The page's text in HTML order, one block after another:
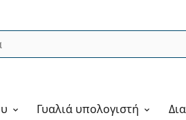
Γυαλιά υπολογιστή